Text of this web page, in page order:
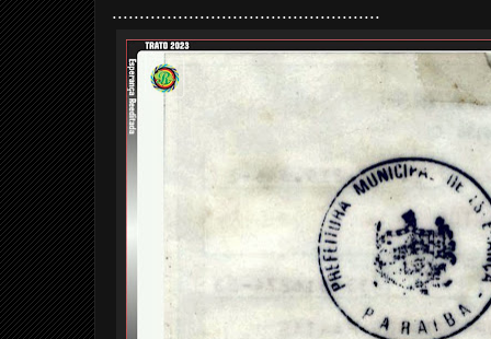
.................................................